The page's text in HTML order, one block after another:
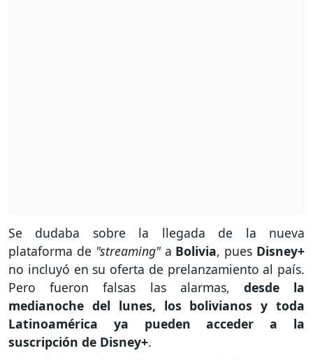
Se dudaba sobre la llegada de la nueva
plataforma de "streaming"a Bolivia, pues Disney+
no incluyó en su oferta de prelanzamiento al país.
Pero fueron falsas las alarmas, desde la
medianoche del lunes, los bolivianos y toda
Latinoamérica ya pueden acceder a la
suscripción de Disney+.